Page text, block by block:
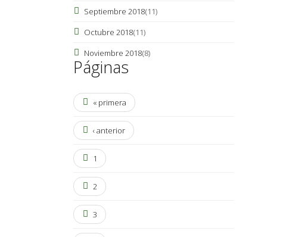
Septiembre 2018(11)
Octubre 2018(11)
Noviembre 2018(8)
Páginas
« primera
‹ anterior
1
2
3